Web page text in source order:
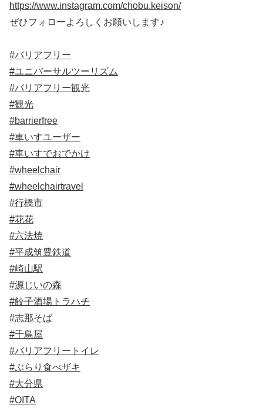
https://www.instagram.com/chobu.keison/
ぜひフォローよろしくお願いします♪
#バリアフリー
#ユニバーサルツーリズム
#バリアフリー観光
#観光
#barrierfree
#車いすユーザー
#車いすでおでかけ
#wheelchair
#wheelchairtravel
#行橋市
#花花
#六法焼
#平成筑豊鉄道
#崎山駅
#源じいの森
#餃子酒場トラハチ
#志那そば
#千鳥屋
#バリアフリートイレ
#ぶらり食べザキ
#大分県
#OITA